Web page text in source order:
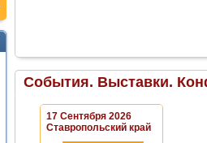
События. Выставки.
17 Сентября 2026
Ставропольский край